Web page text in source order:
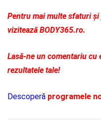
Pentru mai multe sfaturi
vizitează BODY365.ro.
Lasă-ne un comentariu cu
rezultatele tale!
Descoperă programele